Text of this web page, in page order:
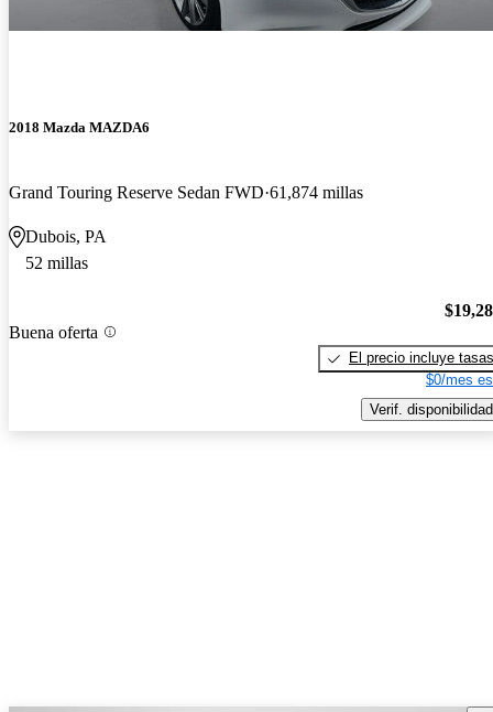
2018 Mazda MAZDA6
Grand Touring Reserve Sedan FWD 61,874 millas
Dubois, PA
52 millas
Buena oferta
El precio incluye tasas
$0/mes
Verif. disponibilidad